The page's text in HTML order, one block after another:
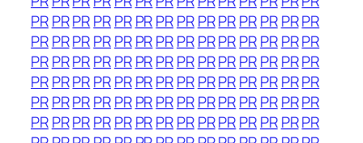
PRPRPRPRPR PRPRPRPRPRPRPR PRPR
PRPRPRPRPR PRPRPRPRPRPRPR PRPR
PRPRPRPRPR PRPRPRPRPRPRPR PRPR
PRPRPRPRPR PRPRPRPRPRPRPR PRPR
PRPRPRPRPR PRPRPRPRPRPRPR PRPR
PRPRPRPRPR PRPRPRPRPRPRPR PRPR